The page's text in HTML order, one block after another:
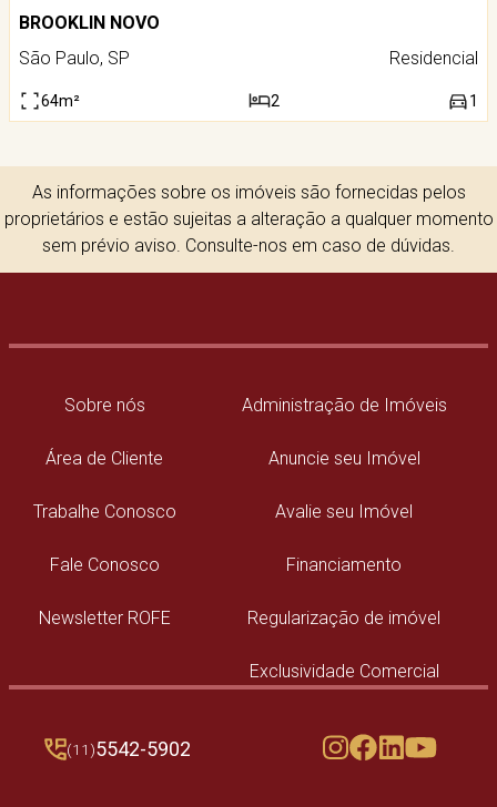
BROOKLIN NOVO
São Paulo, SP
Residencial
64m² 2 1
As informações sobre os imóveis são fornecidas pelos
proprietários e estão sujeitas a alteração a qualquer momento
sem prévio aviso. Consulte-nos em caso de dúvidas.
Sobre nós
Área de Cliente
Trabalhe Conosco
Fale Conosco
Newsletter ROFE
Administração de Imóveis
Anuncie seu Imóvel
Avalie seu Imóvel
Financiamento
Regularização de imóvel
Exclusividade Comercial
(11)5542-5902